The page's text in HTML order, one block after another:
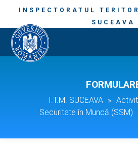
INSPECTORATUL
SUCEAVA
I.T.M. SUCEAVA »
Securitate în Muncă (SSM)